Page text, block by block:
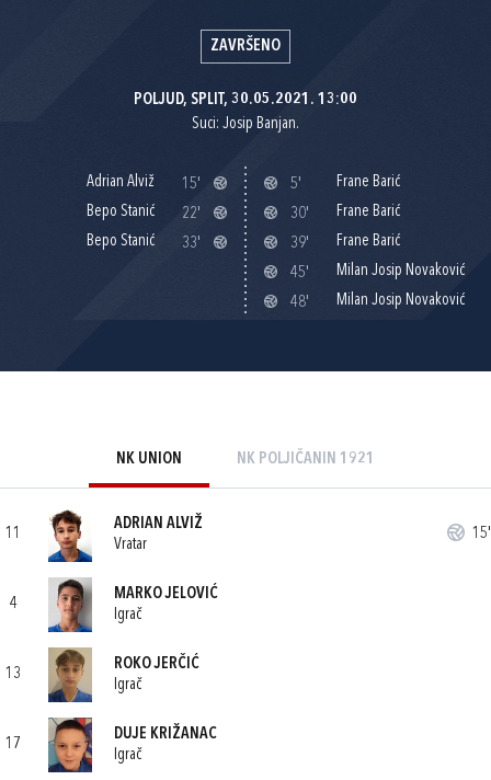
ZAVRŠENO
POLJUD, SPLIT, 30.05.2021. 13:00
Suci: Josip Banjan.
Adrian Alviž
15'
Bepo Stanić
22'
Bepo Stanić
33'
5'
Frane Barić
30'
Frane Barić
39'
Frane Barić
45'
Milan Josip Novaković
48'
Milan Josip Novaković
NK UNION NK POLJIČANIN 1921
11
ADRIAN ALVIŽ
Vratar
15'
4
MARKO JELOVIĆ
Igrač
13
ROKO JERČIĆ
Igrač
17
DUJE KRIŽANAC
Igrač